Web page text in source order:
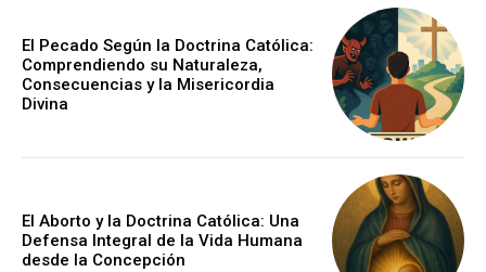
El Pecado Según la Doctrina Católica:
Comprendiendo su Naturaleza,
Consecuencias y la Misericordia
Divina
El Aborto y la Doctrina Católica: Una
Defensa Integral de la Vida Humana
desde la Concepción